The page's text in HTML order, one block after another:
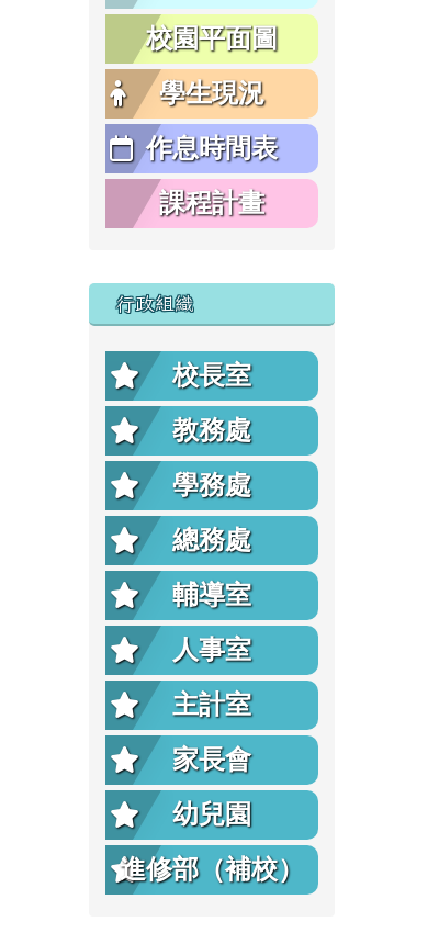
校園平面圖
學生現況
作息時間表
課程計畫
行政組織
校長室
教務處
學務處
總務處
輔導室
人事室
主計室
家長會
幼兒園
進修部（補校）